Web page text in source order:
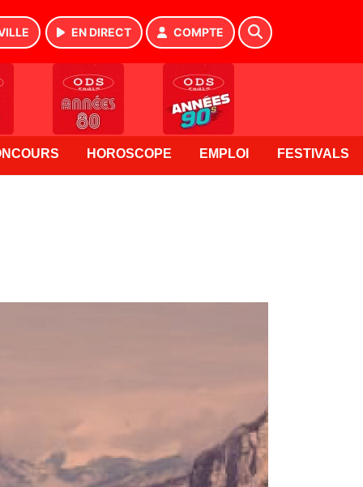
EN DIRECT COMPTE
HOROSCOPE EMPLOI FESTIVALS